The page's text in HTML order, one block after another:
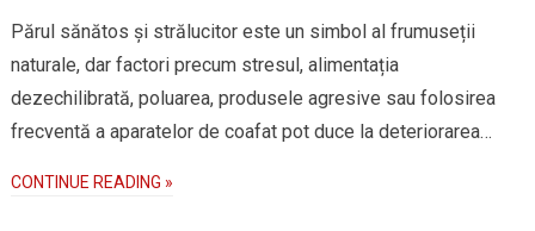
Părul sănătos și strălucitor este un simbol al frumuseții
naturale, dar factori precum stresul, alimentația
dezechilibrată, poluarea, produsele agresive sau folosirea
frecventă a aparatelor de coafat pot duce la deteriorarea…
CONTINUE READING »